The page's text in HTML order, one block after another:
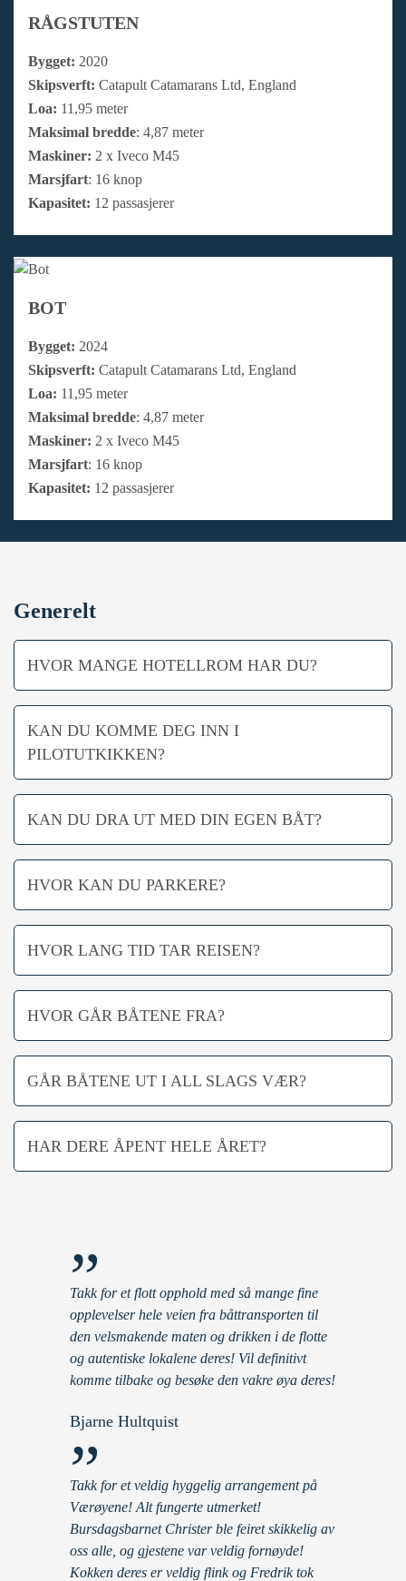
RÅGSTUTEN
Bygget: 2020
Skipsverft: Catapult Catamarans Ltd, England
Loa: 11,95 meter
Maksimal bredde: 4,87 meter
Maskiner: 2 x Iveco M45
Marsjfart: 16 knop
Kapasitet: 12 passasjerer
BOT
Bygget: 2024
Skipsverft: Catapult Catamarans Ltd, England
Loa: 11,95 meter
Maksimal bredde: 4,87 meter
Maskiner: 2 x Iveco M45
Marsjfart: 16 knop
Kapasitet: 12 passasjerer
Generelt
HVOR MANGE HOTELLROM HAR DU?
KAN DU KOMME DEG INN I
PILOTUTKIKKEN?
KAN DU DRA UT MED DIN EGEN BÅT?
HVOR KAN DU PARKERE?
HVOR LANG TID TAR REISEN?
HVOR GÅR BÅTENE FRA?
GÅR BÅTENE UT I ALL SLAGS VÆR?
HAR DERE ÅPENT HELE ÅRET?
”
Takk for et flott opphold med så mange fine
opplevelser hele veien fra båttransporten til
den velsmakende maten og drikken i de flotte
og autentiske lokalene deres! Vil definitivt
komme tilbake og besøke den vakre øya deres!
Bjarne Hultquist
”
Takk for et veldig hyggelig arrangement på
Værøyene! Alt fungerte utmerket!
Bursdagsbarnet Christer ble feiret skikkelig av
oss alle, og gjestene var veldig fornøyde!
Kokken deres er veldig flink og Fredrik tok